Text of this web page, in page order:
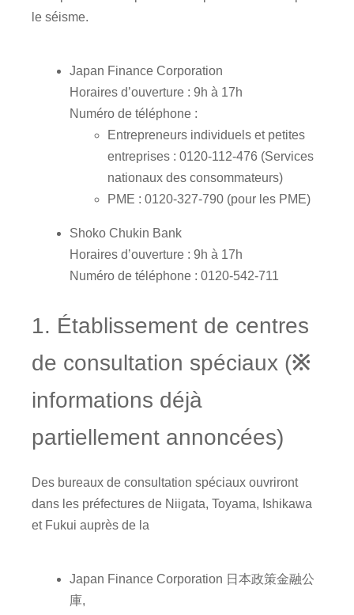
le séisme.
Japan Finance Corporation
Horaires d’ouverture : 9h à 17h
Numéro de téléphone :
Entrepreneurs individuels et petites
entreprises : 0120-112-476 (Services
nationaux des consommateurs)
PME : 0120-327-790 (pour les PME)
Shoko Chukin Bank
Horaires d’ouverture : 9h à 17h
Numéro de téléphone : 0120-542-711
1. Établissement de centres
de consultation spéciaux (※
informations déjà
partiellement annoncées)
Des bureaux de consultation spéciaux ouvriront
dans les préfectures de Niigata, Toyama, Ishikawa
et Fukui auprès de la
Japan Finance Corporation 日本政策金融公
庫,